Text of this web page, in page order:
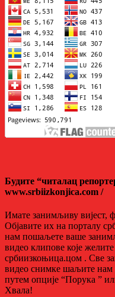
Будите “читалац
www.srbiizkonjica.com /
Имате занимљиву вијест,
Објавите их на порталу
нам пошаљете ваше
видео клипове које
србиизкоњица.цом . Све
видео снимке шаљите нам
путем опције “Порука ”
Хвала!